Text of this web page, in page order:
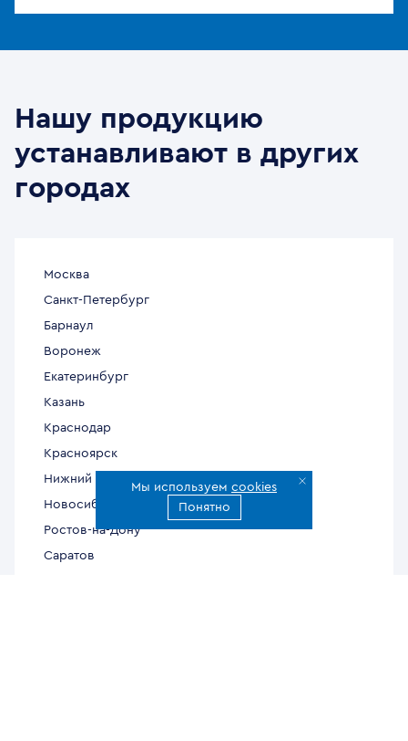
Нашу продукцию
устанавливают в других
городах
Москва
Санкт-Петербург
Барнаул
Воронеж
Екатеринбург
Казань
Краснодар
Красноярск
Нижний Новгород
Новосибирск
Ростов-на-Дону
Саратов
Мы используем cookies
Понятно